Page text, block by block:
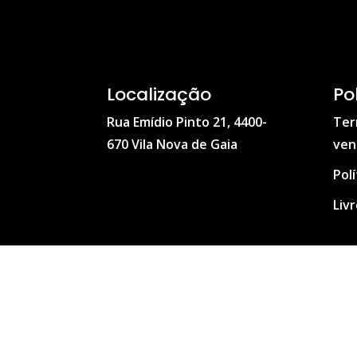
Localização
Rua Emídio Pinto 21, 4400-
670 Vila Nova de Gaia